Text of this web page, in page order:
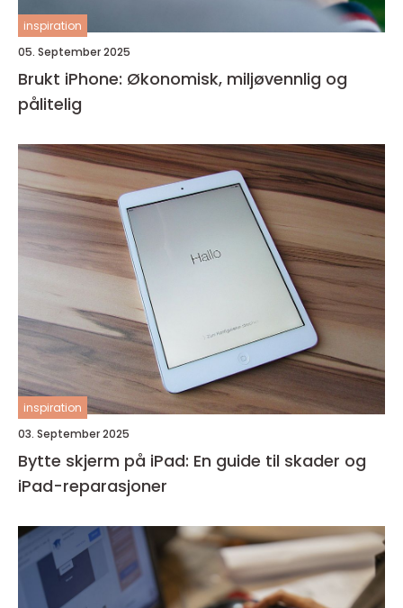
inspiration
05. September 2025
Brukt iPhone: Økonomisk, miljøvennlig og
pålitelig
inspiration
03. September 2025
Bytte skjerm på iPad: En guide til skader og
iPad-reparasjoner